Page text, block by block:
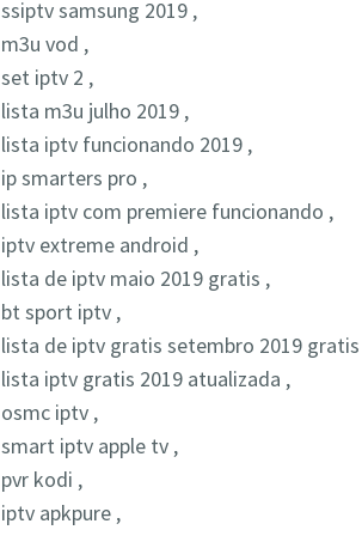
ssiptv samsung 2019 ,
m3u vod ,
set iptv 2 ,
lista m3u julho 2019 ,
lista iptv funcionando 2019 ,
ip smarters pro ,
lista iptv com premiere funcionando ,
iptv extreme android ,
lista de iptv maio 2019 gratis ,
bt sport iptv ,
lista de iptv gratis setembro 2019
lista iptv gratis 2019 atualizada ,
osmc iptv ,
smart iptv apple tv ,
pvr kodi ,
iptv apkpure ,